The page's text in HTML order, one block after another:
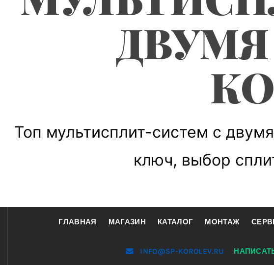
Топ мультисплит-систем с
ключ, выбор
ГЛАВНАЯ МАГАЗИН КАТАЛОГ МОНТАЖ
INFO@SP-KOROLEV.RU НАПИСАТЬ